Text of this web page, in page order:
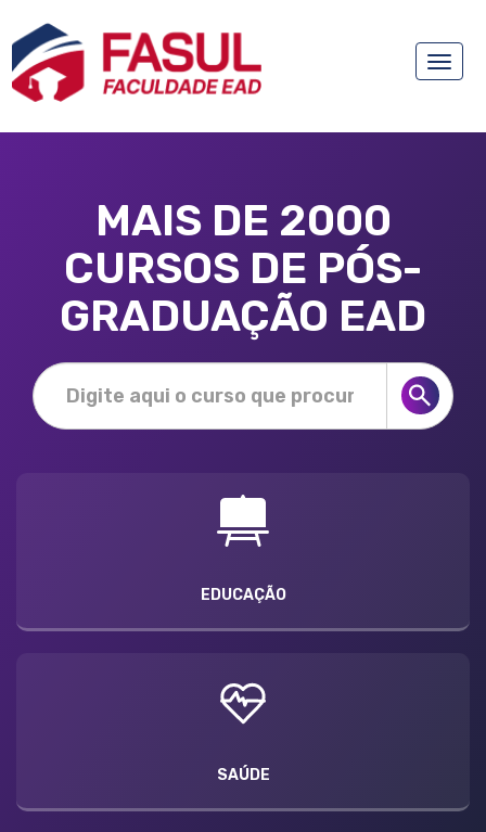
Toggle
MAIS DE 2000
CURSOS DE PÓS-
GRADUAÇÃO EAD
EDUCAÇÃO
SAÚDE